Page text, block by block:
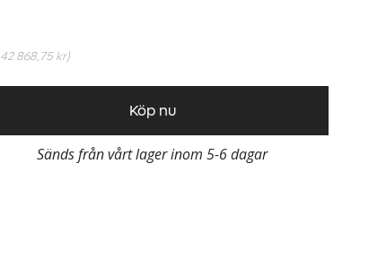
42 868,75 kr)
Köp nu
Sänds från vårt lager inom 5-6 dagar